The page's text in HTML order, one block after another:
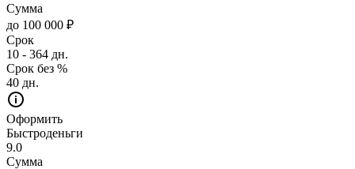
Сумма
до 100 000 ₽
Срок
10 - 364 дн.
Срок без %
40 дн.
Оформить
Быстроденьги
9.0
Сумма